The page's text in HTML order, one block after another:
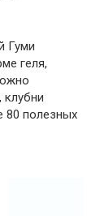
Гуми
геля,
клубни
80 полезных